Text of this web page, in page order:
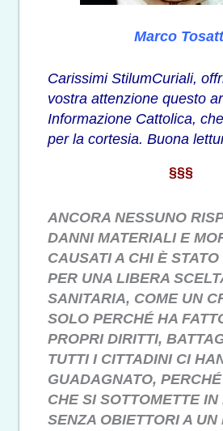
Marco
Carissimi StilumCuriali,
vostra attenzione questo
Informazione Cattolica,
per la cortesia. Buona
§§§
ANCORA NESSUNO
DANNI MATERIALI E
CAUSATI A CHI È STATO
PER UNA LIBERA
SANITARIA, COME UN
SOLO PERCHÉ HA
PROPRI DIRITTI,
TUTTI I CITTADINI CI
GUADAGNATO,
CHE SI SOTTOMETTE IN
SENZA OBIETTORI A UN